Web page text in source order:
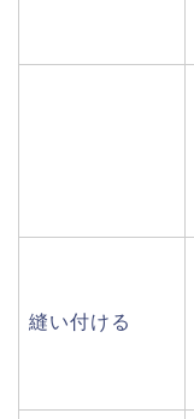
縫い付ける